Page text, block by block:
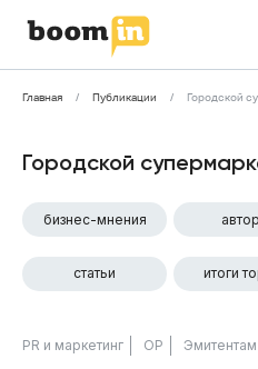
Главная Публикации Городской
Городской
бизнес-мнения
статьи итоги
PR и маркетинг ОР Эмитентам